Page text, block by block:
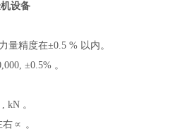
设备
量精度在±0.5 % 以内。
±0.5% 。
, kN 。
右∝ 。